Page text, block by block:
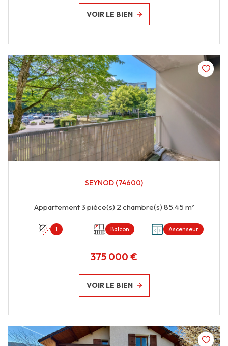
VOIR LE BIEN
SEYNOD (74600)
Appartement 3 pièce(s) 2 chambre(s) 85.45 m²
1 Balcon Ascenseur
375 000 €
VOIR LE BIEN